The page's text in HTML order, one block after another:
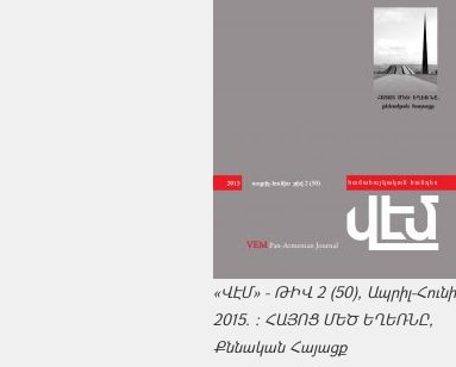
«ՎԷՄ» - ԹԻՎ 2 (50), Ապրիլ-
2015. : ՀԱՅՈՑ ՄԵԾ ԵՂԵՌՆԸ,
Քննական Հայացք